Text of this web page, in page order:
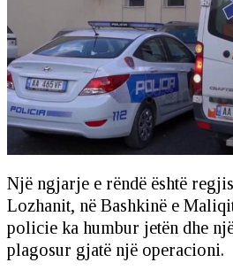
Një ngjarje e rëndë është
Lozhanit, në Bashkinë e
policie ka humbur jetën dhe
plagosur gjatë një operacioni.